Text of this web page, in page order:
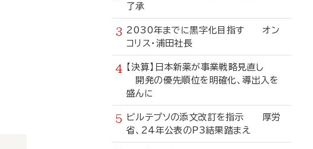
了承
2030年までに黒字化目指す オン
コリス・浦田社長
【決算】日本新薬が事業戦略見直し
開発の優先順位を明確化、導出入を
盛んに
ビルテプソの添文改訂を指示 厚労
省、24年公表のP3結果踏まえ